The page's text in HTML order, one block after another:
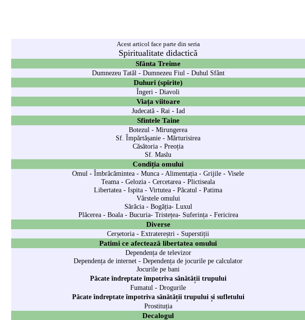
Acest articol face parte din seria
Spiritualitate didactică
Sfânta Treime
Dumnezeu Tatăl - Dumnezeu Fiul - Duhul Sfânt
Duhuri (spirite)
Îngeri - Diavoli
Viața viitoare
Judecată- Rai - Iad
Sfintele Taine
Botezul - Mirungerea
Sf. Împărtășanie - Mărturisirea
Căsătoria - Preoția
Sf. Maslu
Condiția omului
Omul - Îmbrăcămintea - Munca - Alimentația - Grijile - Visele
Teama - Gelozia - Cercetarea - Plictiseala
Libertatea - Ispita - Virtutea - Păcatul - Patima
Vârstele omului
Sărăcia- Bogăția- Luxul
Plăcerea- Boala- Bucuria- Tristețea- Suferința- Fericirea
Diverse
Cerșetoria - Extratereștri - Superstiții
Patimi ce afectează libertatea omului
Dependența de televizor
Dependența de internet - Dependența de jocurile pe calculator
Jocurile pe bani
Păcate îndreptate împotriva sănătății trupului
Fumatul - Drogurile
Păcate îndreptate împotriva sănătății trupului și sufletului
Prostituția
Decalogul